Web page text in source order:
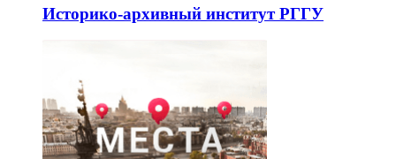
Историко-архивный институт РГГУ